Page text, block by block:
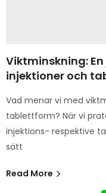
Viktminskning:
injektioner och
Vad menar vi med
tablettform? När vi
injektions- respektive
sätt
Read More